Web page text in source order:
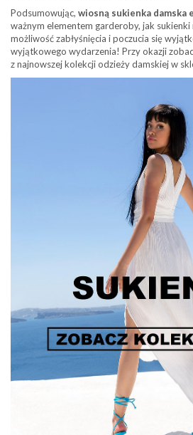
Podsumowując, wiosną sukienka damska
ważnym elementem garderoby, jak
możliwość zabłyśnięcia i poczucia się
wyjątkowego wydarzenia! Przy okazji
z najnowszej kolekcji odzieży damskiej w